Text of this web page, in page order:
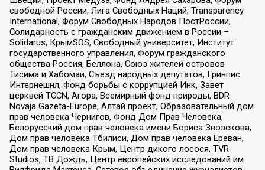
свободной России, Лига Свободных Наций, Transparеncy
International, Форум Свободных Народов ПостРоссии,
Солидарность с гражданским движением в России –
Solidarus, КрымSOS, Свободный университет, Институт
государственного управления, Форум гражданского
общества Россия, Беллона, Союз жителей островов
Тисима и Хабомаи, Съезд народных депутатов, Гринпис
Интернешнл, Фонд борьбы с коррупцией Инк, Завет
церквей TCCN, Агора, Всемирный фонд природы, BDR
Novaja Gazeta-Europe, Алтай проект, Образовательный дом
прав человека Чернигов, Фонд Дом Прав Человека,
Белорусский дом прав человека имени Бориса Звозскова,
Дом прав человека Тбилиси, Дом прав человека Ереван,
Дом прав человека Крым, Центр дикого лосося, TVR
Studios, ТВ Дождь, Центр европейских исследований им